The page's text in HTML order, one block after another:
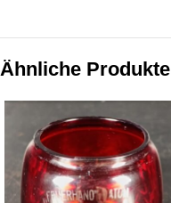
Ähnliche Produkte